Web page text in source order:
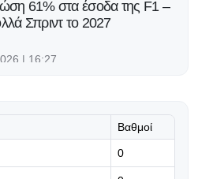
61% στα έσοδα της F1 –
Σπριντ το 2027
| 16:27
Βαθμοί
0